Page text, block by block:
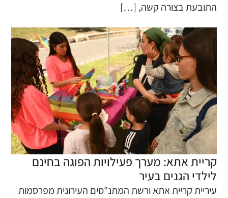
התובעת בצורה קשה, […]
קריית אתא: מערך פעילויות הפוגה בחינם
לילדי הגנים בעיר
עיריית קריית אתא ורשת המתנ"סים העירונית מפרסמות